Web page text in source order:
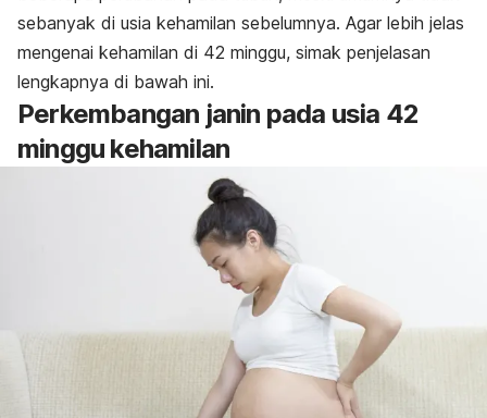
sebanyak di usia kehamilan sebelumnya. Agar lebih jelas
mengenai kehamilan di 42 minggu, simak penjelasan
lengkapnya di bawah ini.
Perkembangan janin pada usia 42
minggu kehamilan